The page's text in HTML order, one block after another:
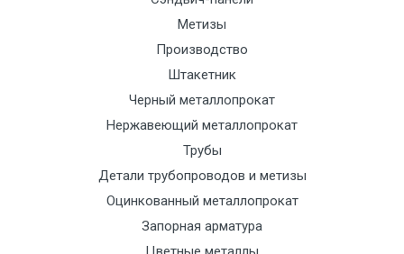
Метизы
Производство
Штакетник
Черный металлопрокат
Нержавеющий металлопрокат
Трубы
Детали трубопроводов и метизы
Оцинкованный металлопрокат
Запорная арматура